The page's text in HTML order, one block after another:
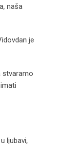
naša
je
stvaramo
ljubavi,